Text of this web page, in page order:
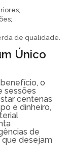
de qualidade.
Único
o
sessões
centenas
e dinheiro,
de
que desejam